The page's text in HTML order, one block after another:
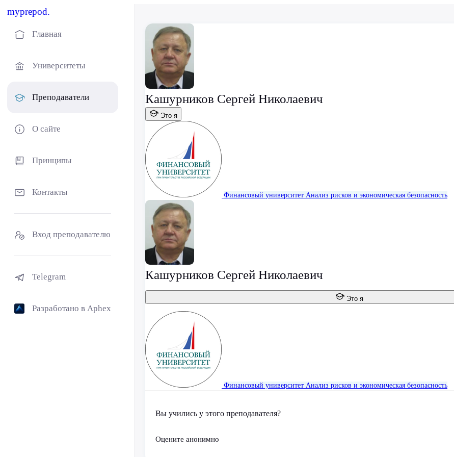
myprepod.
Главная
Университеты
Преподаватели
О сайте
Принципы
Контакты
Вход преподавателю
Telegram
Разработано в Aphex
Кашурников Сергей Николаевич
Это я
Финансовый университет Анализ рисков и экономическая безопасность
Кашурников Сергей Николаевич
Это я
Финансовый университет Анализ рисков и экономическая безопасность
Вы учились у этого преподавателя?
Оцените анонимно